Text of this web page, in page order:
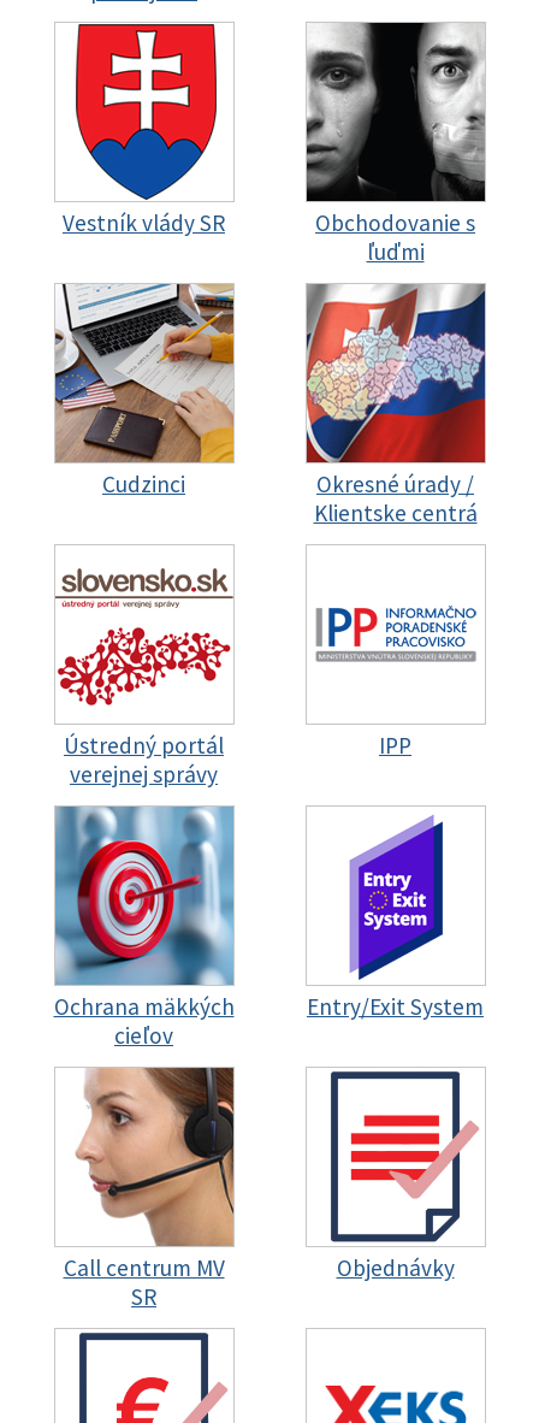
Vestník vlády SR
Obchodovanie s
ľuďmi
Cudzinci
Okresné úrady /
Klientske centrá
Ústredný portál
verejnej správy
IPP
Ochrana mäkkých
cieľov
Entry/Exit System
Call centrum MV
SR
Objednávky